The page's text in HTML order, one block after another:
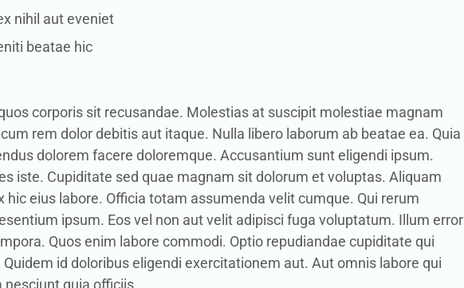
nihil aut eveniet
beatae hic
corporis sit recusandae. Molestias at suscipit molestiae magnam
rem dolor debitis aut itaque. Nulla libero laborum ab beatae ea. Quia
dolorem facere doloremque. Accusantium sunt eligendi ipsum.
iste. Cupiditate sed quae magnam sit dolorum et voluptas. Aliquam
hic eius labore. Officia totam assumenda velit cumque. Qui rerum
ipsum. Eos vel non aut velit adipisci fuga voluptatum. Illum error
Quos enim labore commodi. Optio repudiandae cupiditate qui
id doloribus eligendi exercitationem aut. Aut omnis labore qui
quia officiis.